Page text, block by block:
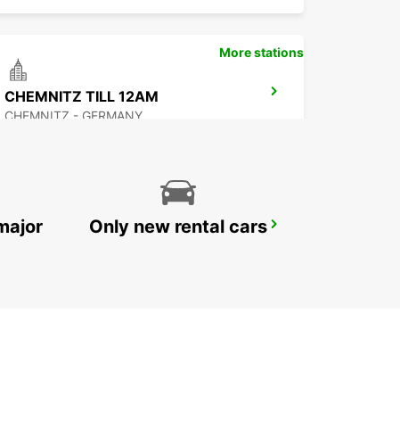
CHEMNITZ TILL 12AM
CHEMNITZ - GERMANY
ERFURT
More stations
Only new rental cars